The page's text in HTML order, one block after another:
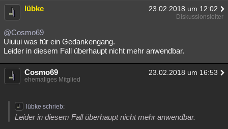
lübke 23.02.2018 um 12:02
Diskussionsleiter
@Cosmo69
Uiuiui was für ein Gedankengang.
Leider in diesem Fall überhaupt nicht mehr anwendbar.
Cosmo69 23.02.2018 um 16:53
ehemaliges Mitglied
lübke schrieb:
Leider in diesem Fall überhaupt nicht mehr anwendbar.